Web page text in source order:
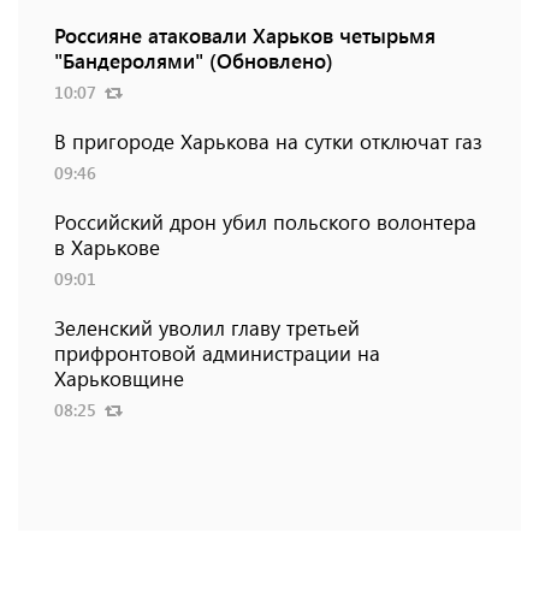
Россияне атаковали Харьков четырьмя
"Бандеролями" (Обновлено)
10:07
В пригороде Харькова на сутки отключат газ
09:46
Российский дрон убил польского волонтера
в Харькове
09:01
Зеленский уволил главу третьей
прифронтовой администрации на
Харьковщине
08:25